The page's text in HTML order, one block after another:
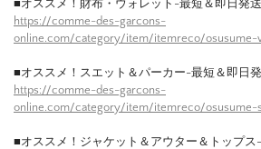
■オススメ！財布・ウォレット-最短＆即日発
https://comme-des-garcons-
online.com/category/item/itemreco/osusume-
■オススメ！スエット＆パーカー-最短＆即日
https://comme-des-garcons-
online.com/category/item/itemreco/osusume-
■オススメ！ジャケット＆アウター＆トップ